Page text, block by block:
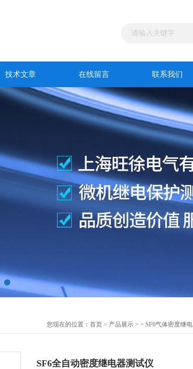
技术文章 在线留言 联系我们
您现在的位置： 首页 > 产品展示 > > SF6气体密度继
SF6全自动密度继电器测试仪